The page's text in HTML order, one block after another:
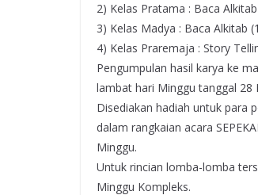
2) Kelas Pratama : Baca
3) Kelas Madya : Baca Alkitab
4) Kelas Praremaja : Story
Pengumpulan hasil karya ke
lambat hari Minggu tanggal 28
Disediakan hadiah untuk para
dalam rangkaian acara
Minggu.
Untuk rincian lomba-lomba
Minggu Kompleks.